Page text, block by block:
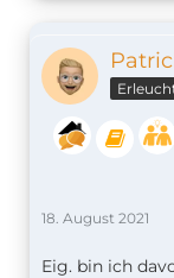
18. August 2021
Eig. bin ich